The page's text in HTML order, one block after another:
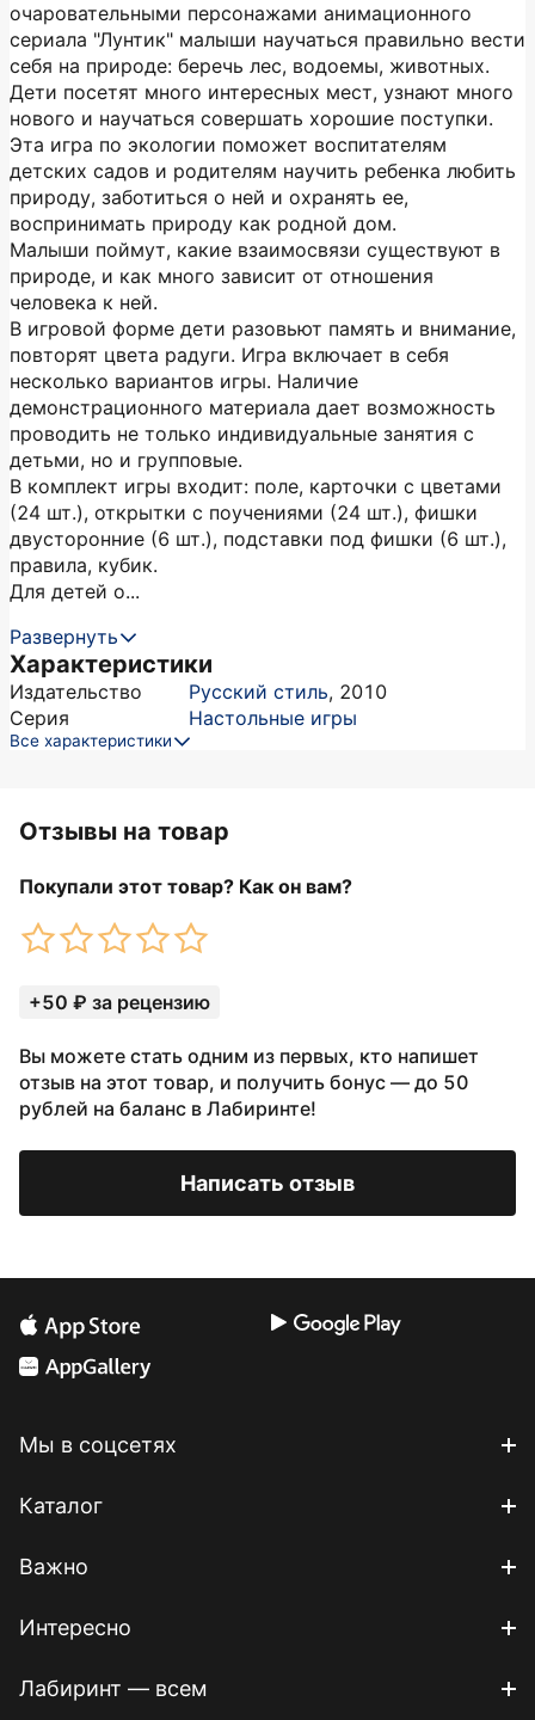
очаровательными персонажами анимационного
сериала "Лунтик" малыши научаться правильно вести
себя на природе: беречь лес, водоемы, животных.
Дети посетят много интересных мест, узнают много
нового и научаться совершать хорошие поступки.
Эта игра по экологии поможет воспитателям
детских садов и родителям научить ребенка любить
природу, заботиться о ней и охранять ее,
воспринимать природу как родной дом.
Малыши поймут, какие взаимосвязи существуют в
природе, и как много зависит от отношения
человека к ней.
В игровой форме дети разовьют память и внимание,
повторят цвета радуги. Игра включает в себя
несколько вариантов игры. Наличие
демонстрационного материала дает возможность
проводить не только индивидуальные занятия с
детьми, но и групповые.
В комплект игры входит: поле, карточки с цветами
(24 шт.), открытки с поучениями (24 шт.), фишки
двусторонние (6 шт.), подставки под фишки (6 шт.),
правила, кубик.
Для детей о...
Развернуть
Характеристики
Издательство Русский стиль, 2010
Серия
Настольные игры
Все характеристики
Отзывы на товар
Покупали этот товар? Как он вам?
+50 ₽ за рецензию
Вы можете стать одним из первых, кто напишет
отзыв на этот товар, и получить бонус — до 50
рублей на баланс в Лабиринте!
Написать отзыв
Мы в соцсетях
Каталог
Важно
Интересно
Лабиринт — всем